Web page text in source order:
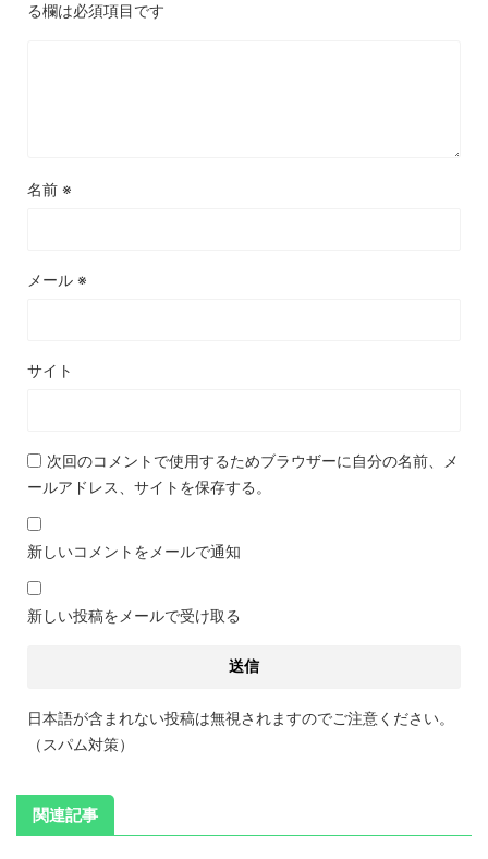
る欄は必須項目です
名前 ※
メール ※
サイト
次回のコメントで使用するためブラウザーに自分の名前、メ
ールアドレス、サイトを保存する。
新しいコメントをメールで通知
新しい投稿をメールで受け取る
日本語が含まれない投稿は無視されますのでご注意ください。
（スパム対策）
関連記事